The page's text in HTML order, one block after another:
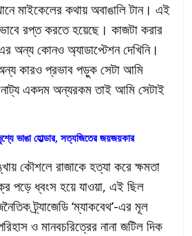
মাইকেলের কথায় অবাঙালি টান। এই
রপ্ত করতে হয়েছে। কাজটা করার
অন্য কোনও অ্যাডাপ্টেশন দেখিনি।
কারও প্রভাব পড়ুক সেটা আমি
একদম অন্যরকম তাই আমি সেটাই
ভাঙা হোল্ডার, সত্যজিতের জয়জয়কার
কৌশলে রাজাকে হত্যা করে ক্ষমতা
পড়ে ধ্বংস হয়ে যাওয়া, এই ছিল
ট্র্যাজেডি ‘ম্যাকবেথ’-এর মূল
ও মানবচরিত্রের নানা জটিল দিক